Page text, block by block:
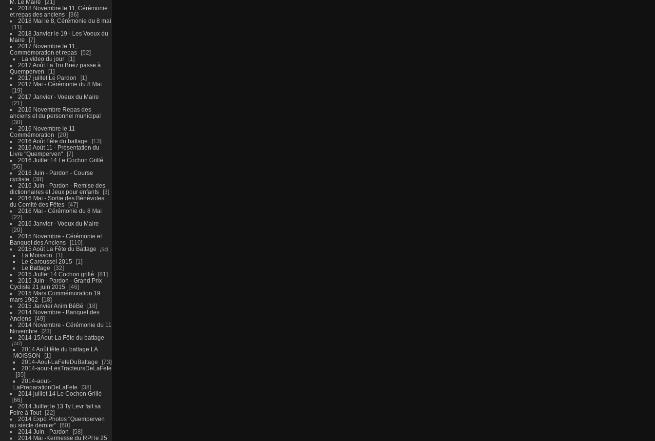
M. Le Maire
21
2018 Novembre le 11, Cérémonie
et repas des anciens
36
2018 Mai le 8, Cérémonie du 8 mai
11
2018 Janvier le 19 - Les Voeux du
Maire
7
2017 Novembre le 11,
Commémoration et repas
52
La video du jour
1
2017 Août La Tro Breiz passe à
Quemperven
1
2017 juillet Le Pardon
1
2017 Mai - Cérémonie du 8 Mai
19
2017 Janvier - Voeux du Maire
21
2016 Novembre Repas des
anciens et du personnel municipal
30
2016 Novembre le 11
Commémoration
20
2016 Août Fête du battage
13
2016 Août 11 - Présentation du
Livre "Quemperven"
7
2016 Juillet 14 Le Cochon Grillé
56
2016 Juin - Pardon - Course
cycliste
38
2016 Juin - Pardon - Remise des
dictionnaires et Jeux pour enfants
3
2016 Mai - Sortie des Bénévoles
du Comité des Fêtes
47
2016 Mai - Cérémonie du 8 Mai
22
2016 Janvier - Voeux du Maire
20
2015 Novembre - Cérémonie et
Banquet des Anciens
110
2015 Août La Fête du Battage
34
La Moisson
1
Le Caroussel 2015
1
Le Battage
32
2015 Juillet 14 Cochon grillé
81
2015 Juin - Pardon - Grand Prix
Cycliste 21 juin 2015
46
2015 Mars Commémoration 19
mars 1962
18
2015 Janvier Anim BéBé
18
2014 Novembre - Banquet des
Anciens
49
2014 Novembre - Cérémonie du 11
Novembre
23
2014-15Aout-La Fête du battage
147
2014 Août fête du battage LA
MOISSON
1
2014-Aout-LaFeteDuBattage
73
2014-aout-LesTracteursDeLaFete
35
2014-aout-
LaPreparationDeLaFete
38
2014 juillet 14 Le Cochon Grillé
66
2014 Juillet le 13 Ty Levr fait sa
Foire à Tout
22
2014 Expo Photos "Quemperven
au siècle dernier"
60
2014 Juin - Pardon
58
2014 Mai -Kermesse du RPI le 25